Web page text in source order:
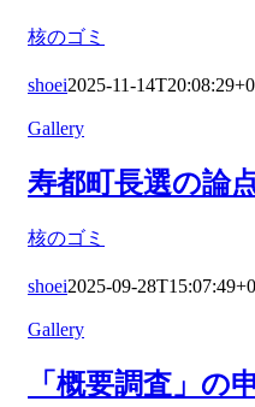
核のゴミ
shoei2025-11-
Gallery
寿都町長選の論
核のゴミ
shoei2025-09-
Gallery
「概要調査」の